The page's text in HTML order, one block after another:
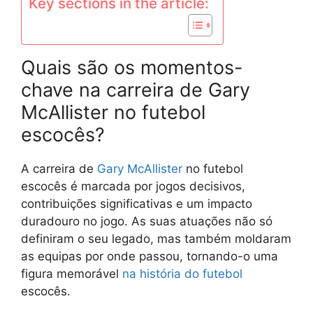
Quais são os momentos-
chave na carreira de Gary
McAllister no futebol
escocês?
A carreira de Gary McAllister no futebol
escocês é marcada por jogos decisivos,
contribuições significativas e um impacto
duradouro no jogo. As suas atuações não só
definiram o seu legado, mas também moldaram
as equipas por onde passou, tornando-o uma
figura memorável na história do futebol
escocês.